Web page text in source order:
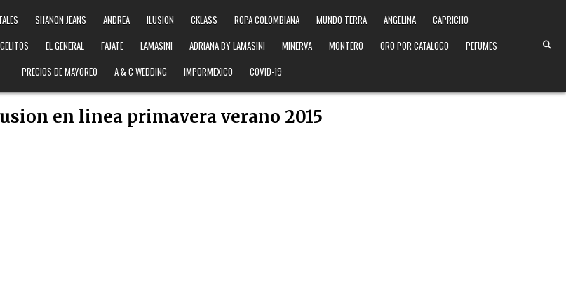
SHANON JEANS ANDREA ILUSION CKLASS ROPA COLOMBIANA MUNDO TERRA ANGELINA
CAPRICHO
EL GENERAL FAJATE LAMASINI ADRIANA BY LAMASINI MINERVA MONTERO ORO POR CATALOGO
PEFUMES
PRECIOS DE MAYOREO
A & C WEDDING IMPORMEXICO COVID-19
en linea primavera verano 2015